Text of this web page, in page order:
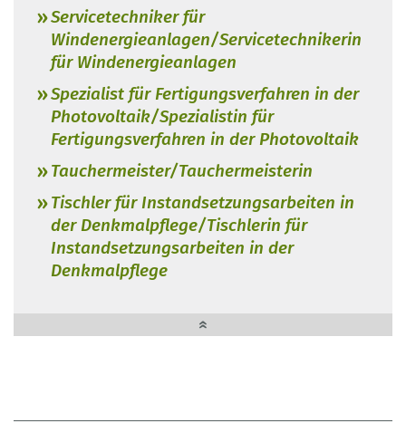
Servicetechniker für
Windenergieanlagen/Servicetechnikerin
für Windenergieanlagen
Spezialist für Fertigungsverfahren in der
Photovoltaik/Spezialistin für
Fertigungsverfahren in der Photovoltaik
Tauchermeister/Tauchermeisterin
Tischler für Instandsetzungsarbeiten in
der Denkmalpflege/Tischlerin für
Instandsetzungsarbeiten in der
Denkmalpflege